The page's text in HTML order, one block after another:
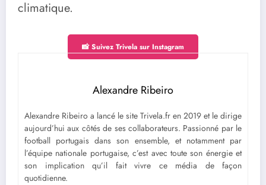
climatique.
📸 Suivez Trivela sur Instagram
Alexandre Ribeiro
Alexandre Ribeiro a lancé le site Trivela.fr en 2019 et le dirige
aujourd’hui aux côtés de ses collaborateurs. Passionné par le
football portugais dans son ensemble, et notamment par
l’équipe nationale portugaise, c’est avec toute son énergie et
son implication qu’il fait vivre ce média de façon
quotidienne.